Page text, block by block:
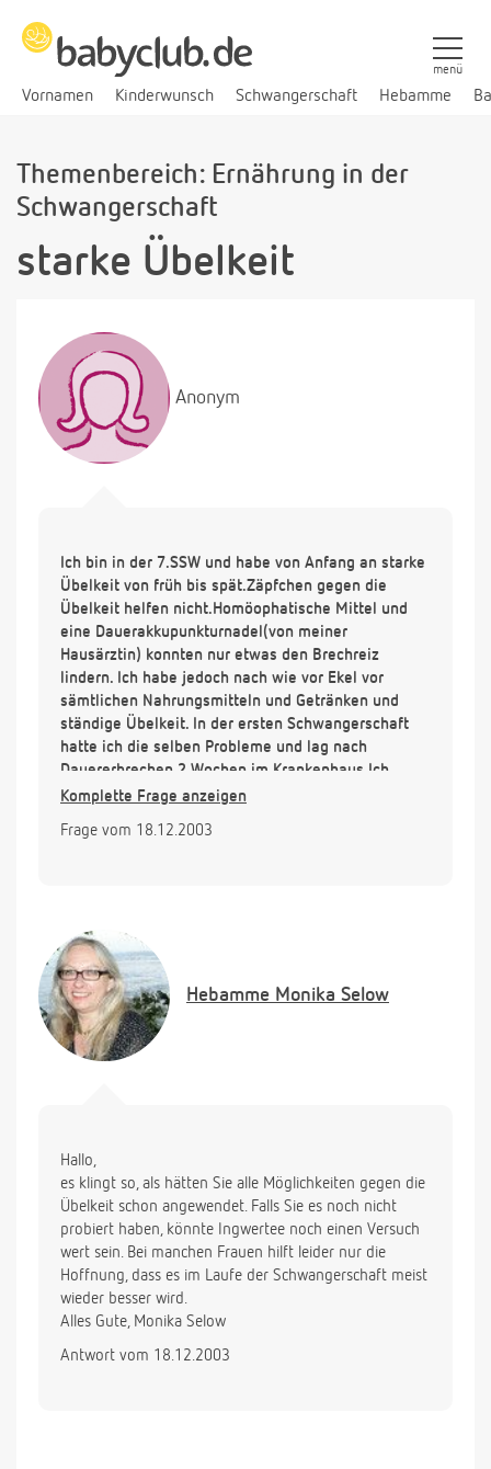
Vornamen Kinderwunsch Schwangerschaft Hebamme
menü
Themenbereich: Ernährung in der
Schwangerschaft
starke Übelkeit
Anonym
Ich bin in der 7.SSW und habe von Anfang an starke
Übelkeit von früh bis spät.Zäpfchen gegen die
Übelkeit helfen nicht.Homöophatische Mittel und
eine Dauerakkupunkturnadel(von meiner
Hausärztin) konnten nur etwas den Brechreiz
lindern. Ich habe jedoch nach wie vor Ekel vor
sämtlichen Nahrungsmitteln und Getränken und
ständige Übelkeit. In der ersten Schwangerschaft
hatte ich die selben Probleme und lag nach
Dauererbrechen 2 Wochen im Krankenhaus.Ich
möchte auf keinen Fall das es wieder so weit
Vielen Dank im Voraus.
Komplette Frage anzeigen
Frage vom 18.12.2003
Hebamme Monika Selow
Hallo,
es klingt so, als hätten Sie alle Möglichkeiten gegen die
Übelkeit schon angewendet. Falls Sie es noch nicht
probiert haben, könnte Ingwertee noch einen Versuch
wert sein. Bei manchen Frauen hilft leider nur die
Hoffnung, dass es im Laufe der Schwangerschaft meist
wieder besser wird.
Alles Gute, Monika Selow
Antwort vom 18.12.2003